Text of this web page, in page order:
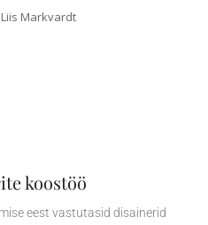
Markvardt
koostöö
eest vastutasid disainerid